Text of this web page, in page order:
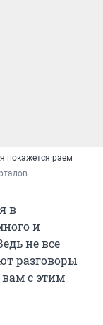
покажется раем
в
и
не все
разговоры
вам с этим